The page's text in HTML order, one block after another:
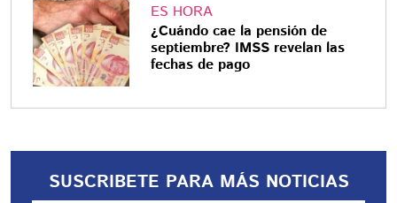
ES HORA
¿Cuándo cae la pensión de
septiembre? IMSS revelan las
fechas de pago
SUSCRIBETE PARA MÁS NOTICIAS